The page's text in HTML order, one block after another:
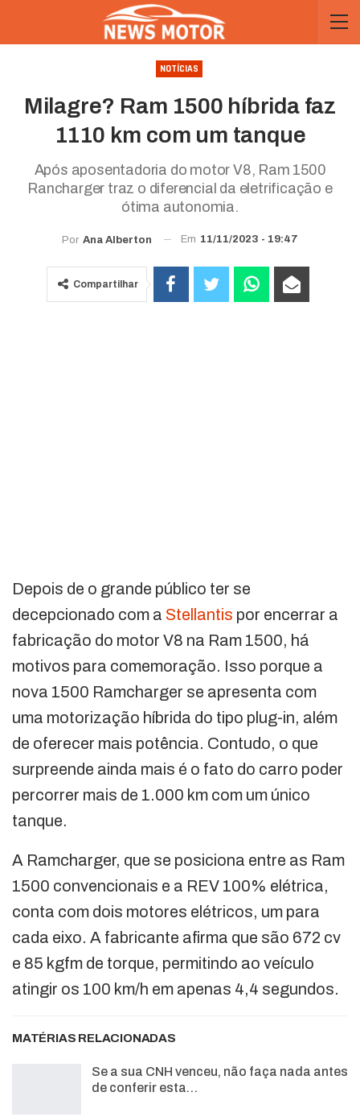
NOTÍCIAS
Milagre? Ram 1500 híbrida faz
1110 km com um tanque
Após aposentadoria do motor V8, Ram 1500
Rancharger traz o diferencial da eletrificação e
ótima autonomia.
Por Ana Alberton Em 11/11/2023 - 19:47
Compartilhar
Depois de o grande público ter se
decepcionado com a Stellantis por encerrar a
fabricação do motor V8 na Ram 1500, há
motivos para comemoração. Isso porque a
nova 1500 Ramcharger se apresenta com
uma motorização híbrida do tipo plug-in, além
de oferecer mais potência. Contudo, o que
surpreende ainda mais é o fato do carro poder
percorrer mais de 1.000 km com um único
tanque.
A Ramcharger, que se posiciona entre as Ram
1500 convencionais e a REV 100% elétrica,
conta com dois motores elétricos, um para
cada eixo. A fabricante afirma que são 672 cv
e 85 kgfm de torque, permitindo ao veículo
atingir os 100 km/h em apenas 4,4 segundos.
MATÉRIAS RELACIONADAS
Se a sua CNH venceu, não faça nada antes
de conferir esta…